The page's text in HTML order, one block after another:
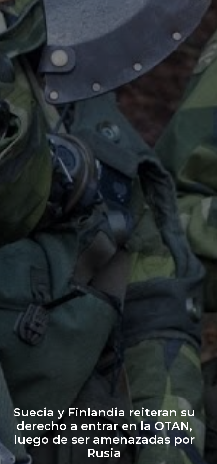
Suecia y Finlandia reiteran su
derecho a entrar en la OTAN,
luego de ser amenazadas por
Rusia